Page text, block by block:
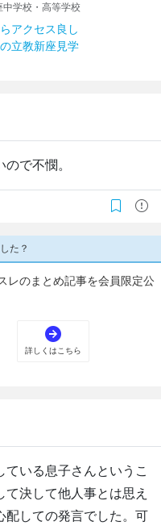
中学校・高等学校
アクセス良し
立教新座見学
で不憫。
いる息子さんというこ
決して他人事とは思え
配しての発言でした。可